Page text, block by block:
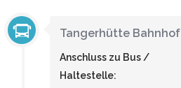
Tangerhütte Bahnhof
Anschluss zu Bus /
Haltestelle: